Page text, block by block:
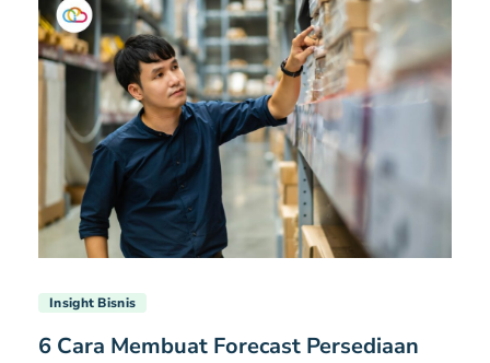
Insight Bisnis
6 Cara Membuat Forecast Persediaan